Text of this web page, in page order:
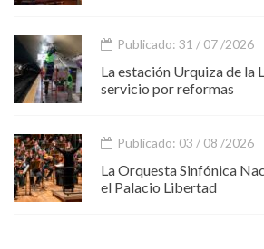
Publicado: 31 / 07 /2026
La estación Urquiza de la
servicio por reformas
Publicado: 03 / 08 /2026
La Orquesta Sinfónica
el Palacio Libertad